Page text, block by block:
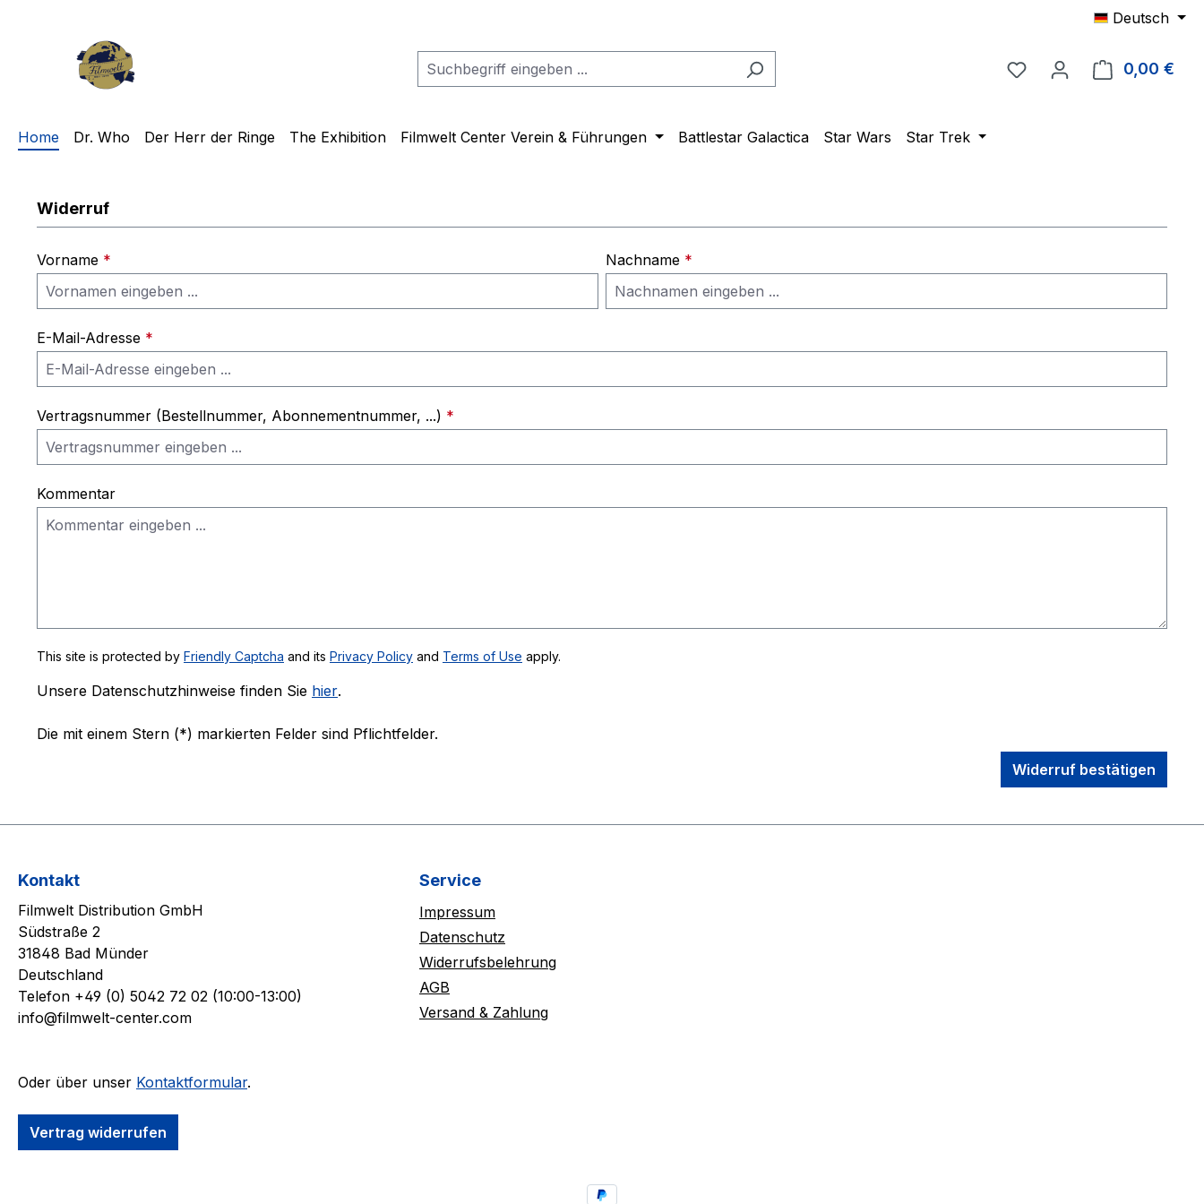
Deutsch
Du hast 0 Produkte auf
0,00 €
Home Dr. Who Der Herr der Ringe The Exhibition Filmwelt Center Verein & Führungen Battlestar Galactica Star Wars Star Trek
Widerruf
Vorname * Nachname *
E-Mail-Adresse *
Vertragsnummer (Bestellnummer, Abonnementnummer, ...) *
Kommentar
This site is protected by Friendly Captcha and its Privacy Policy and Terms of Use apply.
Unsere Datenschutzhinweise finden Sie hier.
Die mit einem Stern (*) markierten Felder sind Pflichtfelder.
Widerruf bestätigen
Kontakt
Filmwelt Distribution GmbH
Südstraße 2
31848 Bad Münder
Deutschland
Telefon +49 (0) 5042 72 02 (10:00-13:00)
info@filmwelt-center.com
Oder über unser Kontaktformular.
Vertrag widerrufen
Service
Impressum
Datenschutz
Widerrufsbelehrung
AGB
Versand & Zahlung